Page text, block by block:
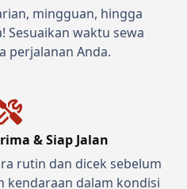
mingguan, hingga
Sesuaikan waktu sewa
perjalanan Anda.
& Siap Jalan
rutin dan dicek sebelum
kendaraan dalam kondisi